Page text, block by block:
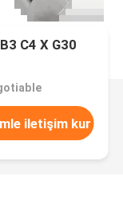
C4 X G30
iletişim kur